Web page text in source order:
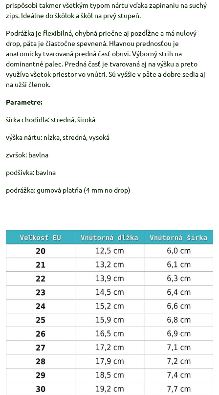
prispôsobí takmer všetkým typom nártu vďaka zapínaniu na suchý
zips. Ideálne do škôlok a škôl na prvý stupeň.
Podrážka je flexibilná, ohybná priečne aj pozdĺžne a má nulový
drop, päta je čiastočne spevnená. Hlavnou prednosťou je
anatomicky tvarovaná predná časť obuvi. Výborný strih na
dominantné palec. Predná časť je tvarovaná aj na výšku a preto
využíva všetok priestor vo vnútri. Sú vyššie v päte a dobre sedia aj
na užší členok.
Parametre:
šírka chodidla: stredná, široká
výška nártu: nízka, stredná, vysoká
zvršok: bavlna
podšívka: bavlna
podrážka: gumová platňa (4 mm no drop)